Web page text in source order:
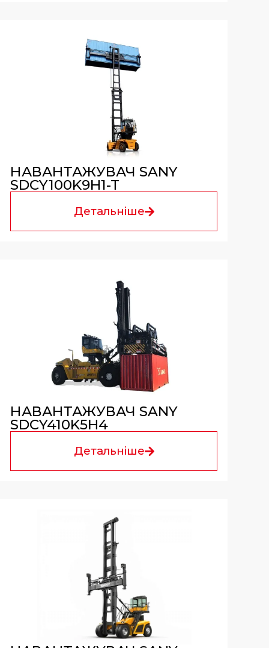
НАВАНТАЖУВАЧ SANY
SDCY100K9H1-T
Детальніше
НАВАНТАЖУВАЧ SANY
SDCY410K5H4
Детальніше